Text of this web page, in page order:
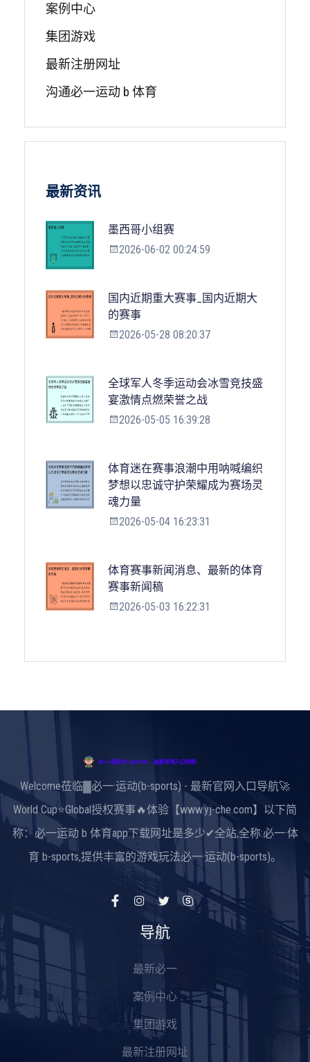
案例中心
集团游戏
最新注册网址
沟通必一运动 b 体育
最新资讯
墨西哥小组赛
2026-06-02 00:24:59
国内近期重大赛事_国内近期大
的赛事
2026-05-28 08:20:37
全球军人冬季运动会冰雪竞技盛
宴激情点燃荣誉之战
2026-05-05 16:39:28
体育迷在赛事浪潮中用呐喊编织
梦想以忠诚守护荣耀成为赛场灵
魂力量
2026-05-04 16:23:31
体育赛事新闻消息、最新的体育
赛事新闻稿
2026-05-03 16:22:31
Welcome莅临▓必一·运动(b-sports) - 最新官网入口导航🚀
World Cup⭐Global授权赛事🔥体验【www.yj-che.com】以下简
称：必一运动 b 体育app下载网址是多少✔全站,全称:必一·体
育 b-sports,提供丰富的游戏玩法必一·运动(b-sports)。
导航
最新必一
案例中心
集团游戏
最新注册网址